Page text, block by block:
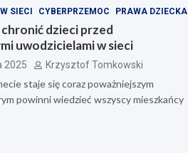
SIECI CYBERPRZEMOC PRAWA DZIECKA
dzieci przed
uwodzicielami w sieci
2025 Krzysztof Tomkowski
staje się coraz poważniejszym
powinni wiedzieć wszyscy mieszkańcy